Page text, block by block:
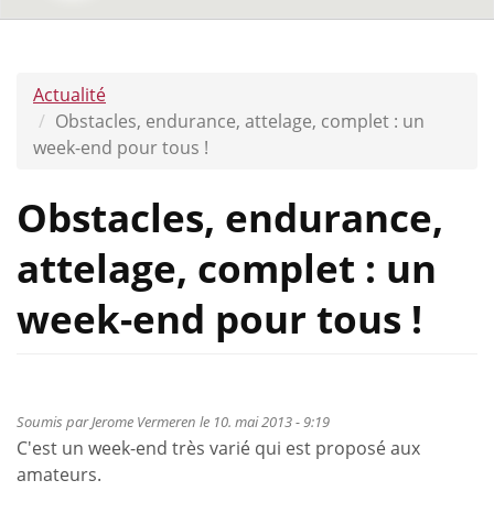
Actualité
Obstacles, endurance, attelage, complet : un
week-end pour tous !
Obstacles, endurance,
attelage, complet : un
week-end pour tous !
Soumis parJerome Vermeren le 10. mai 2013 - 9:19
C'est un week-end très varié qui est proposé aux
amateurs.